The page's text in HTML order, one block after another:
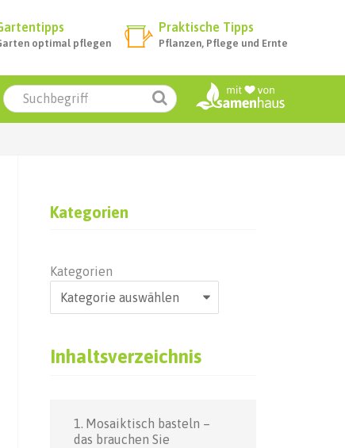
optimal pflegen
Praktische Tipps
Pflanzen, Pflege und Ernte
Kategorien
Kategorien
Inhaltsverzeichnis
Mosaiktisch basteln –
das brauchen Sie